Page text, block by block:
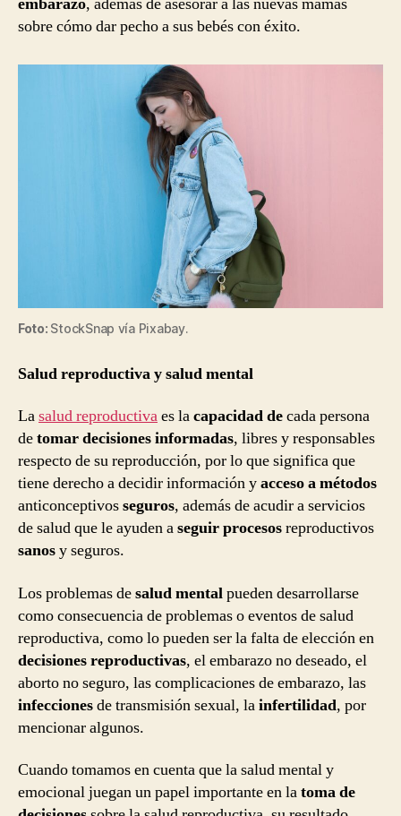
sobre cómo dar pecho a sus bebés con éxito.
Foto: StockSnap vía Pixabay.
Salud reproductiva y salud mental
Lasalud reproductivaes lacapacidad decada persona
detomar decisiones informadas, libres y responsables
respecto de su reproducción, por lo que significa que
tiene derecho a decidir información yacceso a métodos
anticonceptivosseguros, además de acudir a servicios
de salud que le ayuden aseguir procesosreproductivos
sanosy seguros.
Los problemas desalud mentalpueden desarrollarse
como consecuencia de problemas o eventos de salud
reproductiva, como lo pueden ser la falta de elección en
decisiones reproductivas, el embarazo no deseado, el
aborto no seguro, las complicaciones de embarazo, las
infeccionesde transmisión sexual, lainfertilidad, por
mencionar algunos.
Cuando tomamos en cuenta que la salud mental y
emocional juegan un papel importante en latoma de